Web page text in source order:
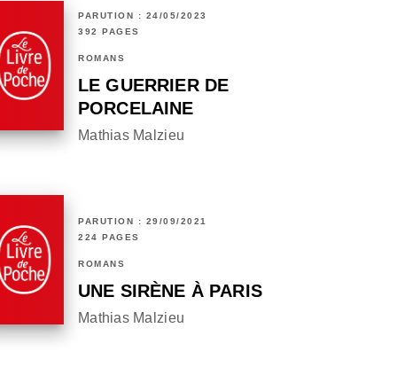
PARUTION : 24/05/2023
392 PAGES
ROMANS
LE GUERRIER DE
PORCELAINE
Mathias Malzieu
PARUTION : 29/09/2021
224 PAGES
ROMANS
UNE SIRÈNE À PARIS
Mathias Malzieu